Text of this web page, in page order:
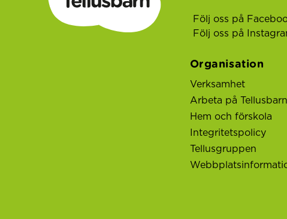
Följ oss på
Följ oss på
Organisation
Verksamhet
Arbeta på Tellusbarn
Hem och förskola
Integritetspolicy
Tellusgruppen